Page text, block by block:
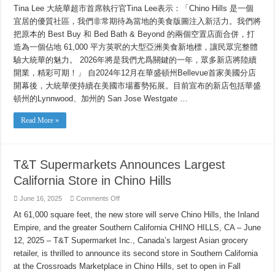
Tina Lee 大統華超市首席執行官Tina Lee表示：「Chino Hills 是一個
宜居的優質社區，我們非常期待為當地的美食版圖注入新活力。我們將
把原本的 Best Buy 和 Bed Bath & Beyond 的兩個空置店面合併，打
造為一個佔地 61,000 平方英呎的大型亞洲美食新地標，讓民眾完整體
驗大統華的魅力。 2026年將是我們尤爲關鍵的一年，眾多新店將陸續
開業，精彩可期！」 自2024年12月在華盛頓州Bellevue首家美國分店
開幕後，大統華便持續在美國市場蓄勢拓展。目前宣布的新店包括華盛
頓州的Lynnwood、加州的 San Jose Westgate …
Read More »
T&T Supermarkets Announces Largest
California Store in Chino Hills
June 16, 2025 Comments Offon
Supermarkets
Announces
Largest
Store
in
Chino
Hills
At 61,000 square feet, the new store will serve Chino Hills, the Inland
Empire, and the greater Southern California CHINO HILLS, CA – June
12, 2025 – T&T Supermarket Inc., Canada’s largest Asian grocery
retailer, is thrilled to announce its second store in Southern California
at the Crossroads Marketplace in Chino Hills, set to open in Fall